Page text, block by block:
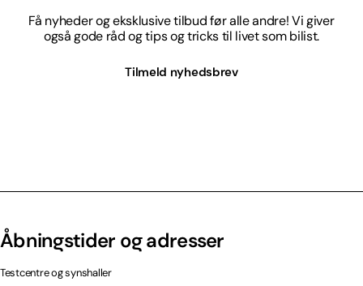
Få nyheder og eksklusive tilbud før alle andre! Vi giver
også gode råd og tips og tricks til livet som bilist.
Tilmeld nyhedsbrev
Åbningstider og adresser
Testcentre og synshaller